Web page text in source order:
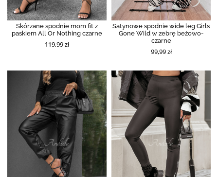
Skórzane spodnie mom fit z
paskiem All Or Nothing czarne
119,99 zł
Satynowe spodnie wide leg Girls
Gone Wild w zebrę beżowo-
czarne
99,99 zł